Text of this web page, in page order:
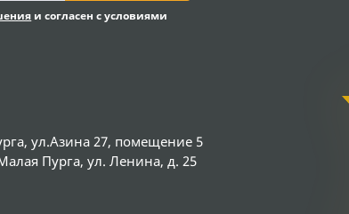
и согласен с условиями
ул.Азина 27, помещение 5
Пурга, ул. Ленина, д. 25